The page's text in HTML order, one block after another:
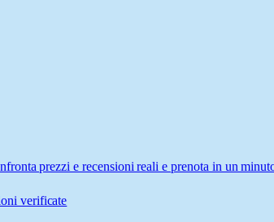
prezzi e recensioni reali e prenota in un
verificate